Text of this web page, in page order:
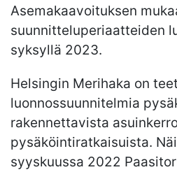
Asemakaavoituksen
suunnitteluperiaatteiden
syksyllä 2023.
Helsingin Merihaka on
luonnossuunnitelmia
rakennettavista
pysäköintiratkaisuista.
syyskuussa 2022